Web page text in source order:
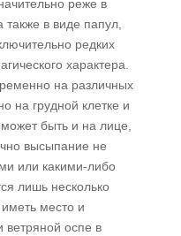
реже в
в виде папул,
редких
характера.
на различных
на грудной клетке и
быть и на лице,
высыпание не
или какими-либо
лишь несколько
место и
ветряной оспе в